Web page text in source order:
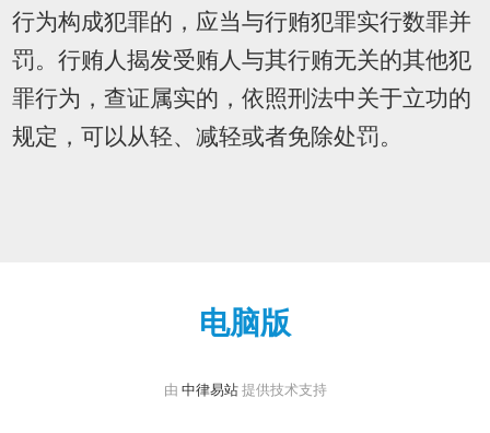
行为构成犯罪的，应当与行贿犯罪实行数罪并
罚。行贿人揭发受贿人与其行贿无关的其他犯
罪行为，查证属实的，依照刑法中关于立功的
规定，可以从轻、减轻或者免除处罚。
电脑版
由 中律易站提供技术支持